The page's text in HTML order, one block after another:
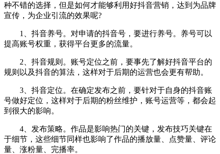
种不错的选择，但是如何才能够利用好抖音营销，达到为品牌
宣传，为企业引流的效果呢?
1、抖音养号。对申请的抖音号，要进行养号。养号可以
提高账号权重，获得平台更多的流量。
2、抖音规则。账号定位之前，要事先了解好抖音平台的
规则以及抖音的算法，这样对于后期的运营也会更有帮助。
3、抖音定位。在确定发布之前，要针对于自身的抖音账
号做好定位，这样对于后期的粉丝维护，账号运营等，都会起
到很大的影响。
4、发布策略。作品是影响热门的关键，发布技巧关键在
于细节，这些细节同样也影响了作品的播放量、点赞量、评论
量、涨粉量、完播率。